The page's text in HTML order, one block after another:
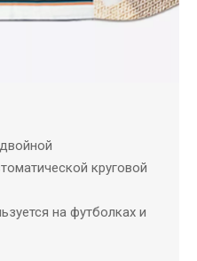
круговой
на футболках и